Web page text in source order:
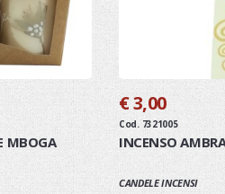
MBOGA
€ 3,00
Cod. 7321005
INCENSO
CANDELE INCENSI